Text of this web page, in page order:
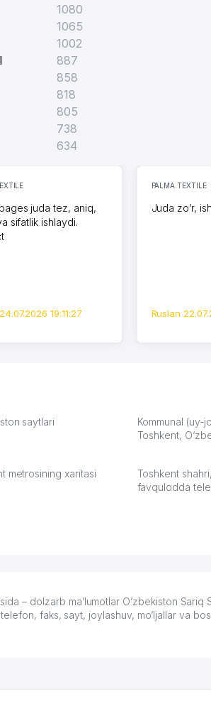
1080
1065
1002
887
858
818
805
738
634
juda tez, aniq,
sifatlik ishlaydi.
19:11:27
PALMA TEXTILE
Juda zo’r,
Ruslan
saytlari
Kommunal (uy-
Toshkent,
metrosining xaritasi
Toshkent
favqulodda
– dolzarb ma’lumotlar O’zbekiston Sariq
faks, sayt, joylashuv, mo’ljallar va